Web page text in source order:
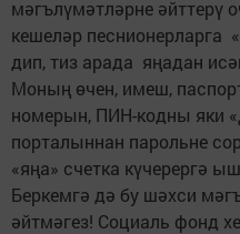
мәгълүмәтләрне әйттерү
кешеләр песнионерларга
дип, тиз арада яңадан
Моның өчен, имеш,
номерын, ПИН-кодны яки
порталыннан парольне
«яңа» счетка күчерергә
Беркемгә дә бу шәхси
әйтмәгез! Социаль фонд